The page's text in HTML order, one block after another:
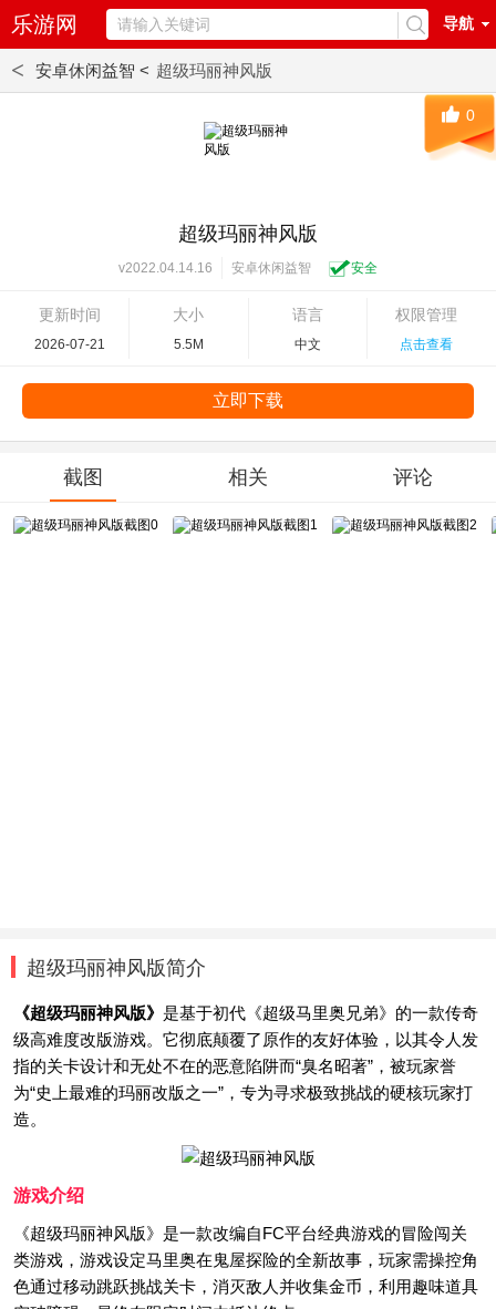
乐游网 导航
< 安卓休闲益智 < 超级玛丽神风版
超级玛丽神风版
v2022.04.14.16 安卓休闲益智 安全
更新时间
2026-07-21
大小
5.5M
语言
中文
权限管理
点击查看
0
立即下载
截图 相关 评论
超级玛丽神风版简介
《超级玛丽神风版》 是基于初代《超级马里奥兄弟》的一款传奇
级高难度改版游戏。它彻底颠覆了原作的友好体验，以其令人发
指的关卡设计和无处不在的恶意陷阱而“臭名昭著”，被玩家誉
为“史上最难的玛丽改版之一”，专为寻求极致挑战的硬核玩家打
造。
游戏介绍
《超级玛丽神风版》是一款改编自FC平台经典游戏的冒险闯关
类游戏，游戏设定马里奥在鬼屋探险的全新故事，玩家需操控角
色通过移动跳跃挑战关卡，消灭敌人并收集金币，利用趣味道具